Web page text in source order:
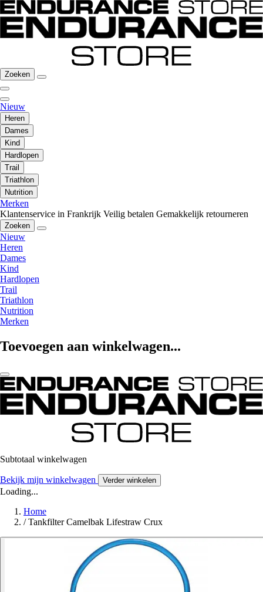
Zoeken
Nieuw
Heren
Dames
Kind
Hardlopen
Trail
Triathlon
Nutrition
Merken
Klantenservice in Frankrijk Veilig betalen Gemakkelijk retourneren
Zoeken
Nieuw
Heren
Dames
Kind
Hardlopen
Trail
Triathlon
Nutrition
Merken
Toevoegen aan winkelwagen...
Subtotaal winkelwagen
Bekijk mijn winkelwagen Verder winkelen
Loading...
Home
/ Tankfilter Camelbak Lifestraw Crux